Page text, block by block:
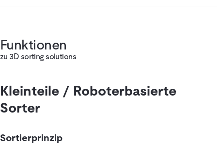
Funktionen
zu 3D sorting solutions
Kleinteile / Roboterbasierte
Sorter
Sortierprinzip